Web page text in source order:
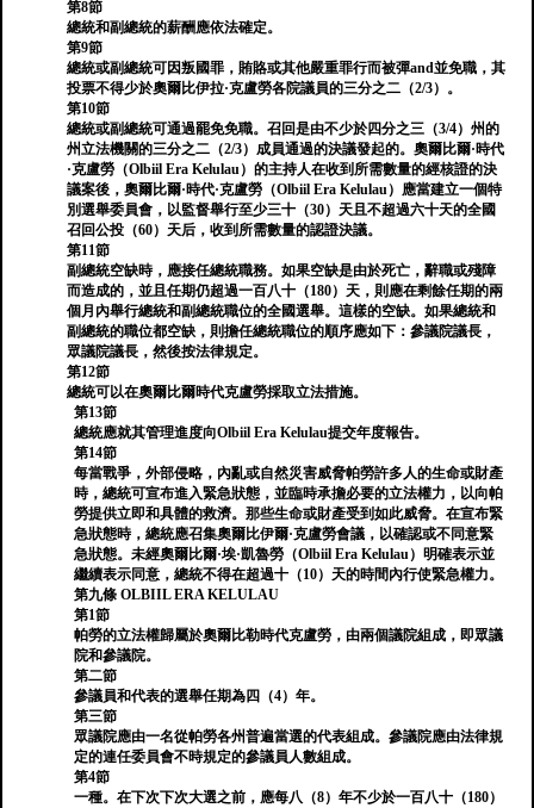
第8節
總統和副總統的薪酬應依法確定。
第9節
總統或副總統可因叛國罪，賄賂或其他嚴重罪行而被彈and並免職，其
投票不得少於奧爾比伊拉·克盧勞各院議員的三分之二（2/3）。
第10節
總統或副總統可通過罷免免職。召回是由不少於四分之三（3/4）州的
州立法機關的三分之二（2/3）成員通過的決議發起的。奧爾比爾·時代
·克盧勞（Olbiil Era Kelulau）的主持人在收到所需數量的經核證的決
議案後，奧爾比爾·時代·克盧勞（Olbiil Era Kelulau）應當建立一個特
別選舉委員會，以監督舉行至少三十（30）天且不超過六十天的全國
召回公投（60）天后，收到所需數量的認證決議。
第11節
副總統空缺時，應接任總統職務。如果空缺是由於死亡，辭職或殘障
而造成的，並且任期仍超過一百八十（180）天，則應在剩餘任期的兩
個月內舉行總統和副總統職位的全國選舉。這樣的空缺。如果總統和
副總統的職位都空缺，則擔任總統職位的順序應如下：參議院議長，
眾議院議長，然後按法律規定。
第12節
總統可以在奧爾比爾時代克盧勞採取立法措施。
第13節
總統應就其管理進度向Olbiil Era Kelulau提交年度報告。
第14節
每當戰爭，外部侵略，內亂或自然災害威脅帕勞許多人的生命或財產
時，總統可宣布進入緊急狀態，並臨時承擔必要的立法權力，以向帕
勞提供立即和具體的救濟。那些生命或財產受到如此威脅。在宣布緊
急狀態時，總統應召集奧爾比伊爾·克盧勞會議，以確認或不同意緊
急狀態。未經奧爾比爾·埃·凱魯勞（Olbiil Era Kelulau）明確表示並
繼續表示同意，總統不得在超過十（10）天的時間內行使緊急權力。
第九條 OLBIIL ERA KELULAU
第1節
帕勞的立法權歸屬於奧爾比勒時代克盧勞，由兩個議院組成，即眾議
院和參議院。
第二節
參議員和代表的選舉任期為四（4）年。
第三節
眾議院應由一名從帕勞各州普遍當選的代表組成。參議院應由法律規
定的連任委員會不時規定的參議員人數組成。
第4節
一種。在下次下次大選之前，應每八（8）年不少於一百八十（180）